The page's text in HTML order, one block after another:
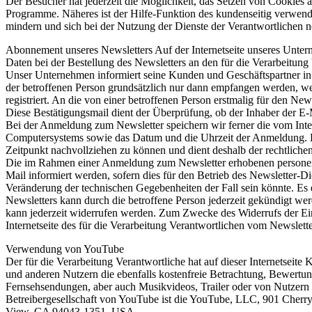
Programme. Näheres ist der Hilfe-Funktion des kundenseitig
mindern und sich bei der Nutzung der Dienste der Verantwortlichen
Abonnement unseres Newsletters Auf der Internetseite unseres
Daten bei der Bestellung des Newsletters an den für die
Unser Unternehmen informiert seine Kunden und Geschäftspartner
der betroffenen Person grundsätzlich nur dann empfangen werden,
registriert. An die von einer betroffenen Person erstmalig für den
Diese Bestätigungsmail dient der Überprüfung, ob der Inhaber der
Bei der Anmeldung zum Newsletter speichern wir ferner die vom
Computersystems sowie das Datum und die Uhrzeit der
Zeitpunkt nachvollziehen zu können und dient deshalb der
Die im Rahmen einer Anmeldung zum Newsletter erhobenen
Mail informiert werden, sofern dies für den Betrieb des Newsletter-
Veränderung der technischen Gegebenheiten der Fall sein könnte.
Newsletters kann durch die betroffene Person jederzeit gekündigt
kann jederzeit widerrufen werden. Zum Zwecke des Widerrufs der
Internetseite des für die Verarbeitung Verantwortlichen vom
Verwendung von YouTube
Der für die Verarbeitung Verantwortliche hat auf dieser
und anderen Nutzern die ebenfalls kostenfreie Betrachtung,
Fernsehsendungen, aber auch Musikvideos, Trailer oder von
Betreibergesellschaft von YouTube ist die YouTube, LLC, 901